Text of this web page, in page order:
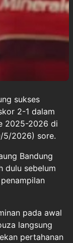
sukses
2-1 dalam
2025-2026 di
5/2026) sore.
Bandung
dulu sebelum
pada awal
langsung
pertahanan